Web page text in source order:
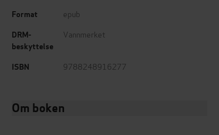
Format epub
DRM-
beskyttelse
Vannmerket
ISBN 9788248916277
Om boken